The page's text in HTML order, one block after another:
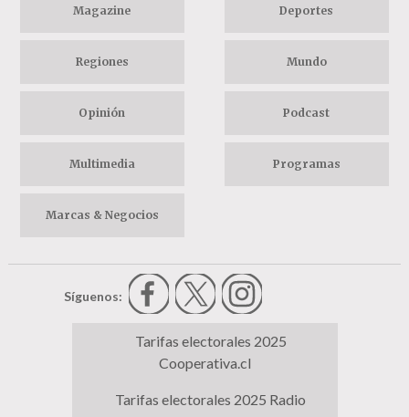
Magazine Deportes
Regiones Mundo
Opinión Podcast
Multimedia Programas
Marcas & Negocios
Síguenos:
Tarifas electorales 2025
Cooperativa.cl
Tarifas electorales 2025 Radio